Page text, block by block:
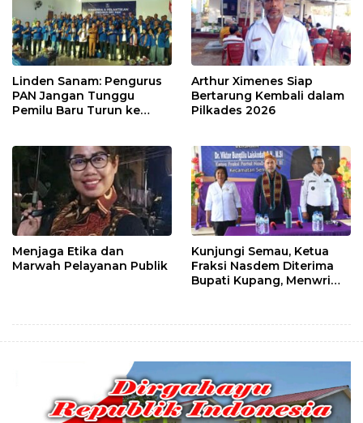
Linden Sanam: Pengurus
PAN Jangan Tunggu
Pemilu Baru Turun ke
Arthur Ximenes Siap
Bertarung Kembali dalam
Pilkades 2026
Menjaga Etika dan
Marwah Pelayanan Publik
Kunjungi Semau, Ketua
Fraksi Nasdem Diterima
Bupati Kupang, Menwrima